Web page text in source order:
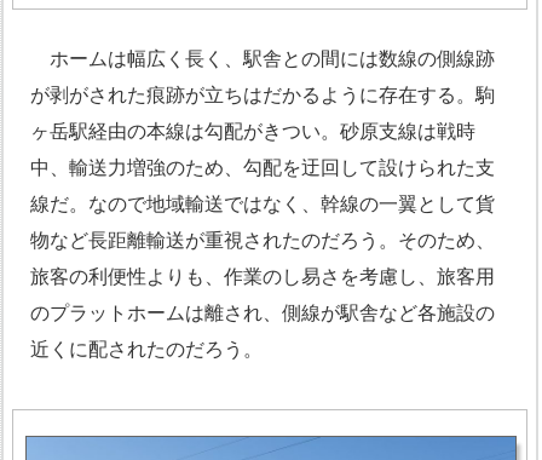
ホームは幅広く長く、駅舎との間には数線の側線跡
が剥がされた痕跡が立ちはだかるように存在する。駒
ヶ岳駅経由の本線は勾配がきつい。砂原支線は戦時
中、輸送力増強のため、勾配を迂回して設けられた支
線だ。なので地域輸送ではなく、幹線の一翼として貨
物など長距離輸送が重視されたのだろう。そのため、
旅客の利便性よりも、作業のし易さを考慮し、旅客用
のプラットホームは離され、側線が駅舎など各施設の
近くに配されたのだろう。